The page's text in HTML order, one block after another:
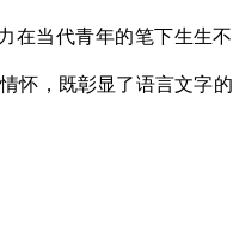
在当代青年的笔下生生不
怀，既彰显了语言文字的